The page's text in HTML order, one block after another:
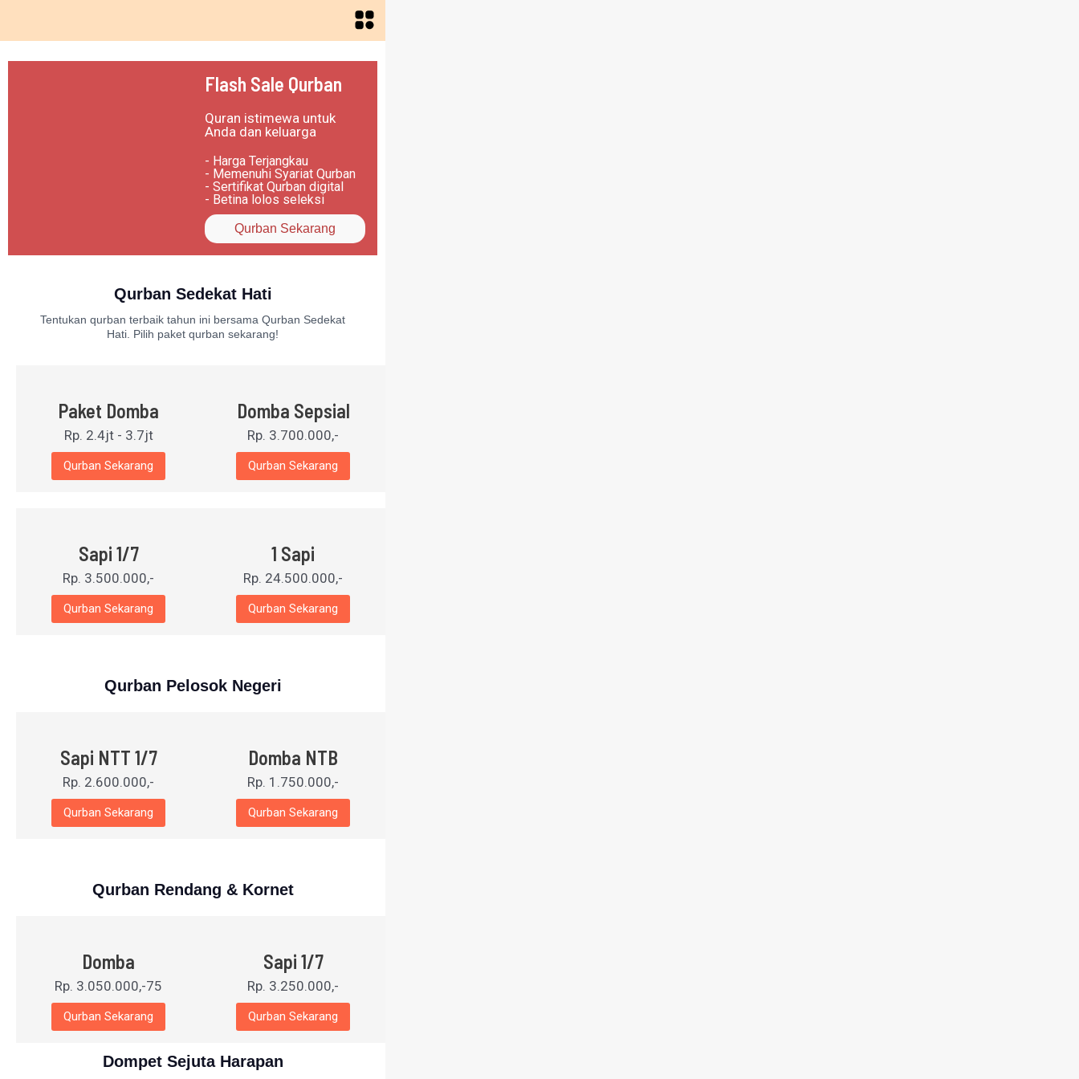
Flash Sale Qurban
Quran istimewa untuk
Anda dan keluarga
- Harga Terjangkau
- Memenuhi Syariat Qurban
- Sertifikat Qurban digital
- Betina lolos seleksi
Qurban Sekarang
Qurban Sedekat Hati
Tentukan qurban terbaik tahun ini bersama Qurban Sedekat
Hati. Pilih paket qurban sekarang!
Paket Domba
Rp. 2.4jt - 3.7jt
Qurban Sekarang
Domba Sepsial
Rp. 3.700.000,-
Qurban Sekarang
Sapi 1/7
Rp. 3.500.000,-
Qurban Sekarang
1 Sapi
Rp. 24.500.000,-
Qurban Sekarang
Qurban Pelosok Negeri
Sapi NTT 1/7
Rp. 2.600.000,-
Qurban Sekarang
Domba NTB
Rp. 1.750.000,-
Qurban Sekarang
Qurban Rendang & Kornet
Domba
Rp. 3.050.000,-75
Qurban Sekarang
Sapi 1/7
Rp. 3.250.000,-
Qurban Sekarang
Dompet Sejuta Harapan